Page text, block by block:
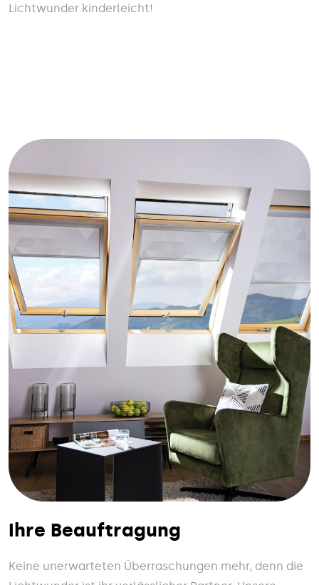
Lichtwunder kinderleicht!
Ihre Beauftragung
Keine unerwarteten Überraschungen mehr, denn die